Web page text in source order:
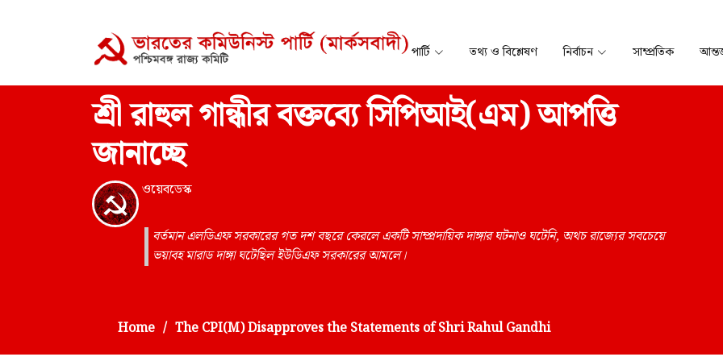
পার্টি তথ্য ও বিশ্লেষণ নির্বাচন সাম্প্রতিক
শ্রী রাহুল গান্ধীর বক্তব্যে সিপিআই(এম) আপত্তি
জানাচ্ছে
ওয়েবডেস্ক
বর্তমান এলডিএফ সরকারের গত দশ বছরে কেরলে একটি সাম্প্রদায়িক দাঙ্গার ঘটনাও ঘটেনি, অথচ রাজ্যের সবচেয়ে
ভয়াবহ মারাড দাঙ্গা ঘটেছিল ইউডিএফ সরকারের আমলে।
Home The CPI(M) Disapproves the Statements of Shri Rahul Gandhi